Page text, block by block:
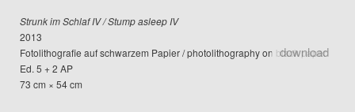
Strunk im Schlaf IV / Stump asleep IV
2013
Fotolithografie auf schwarzem Papier / photolithography on black paper
Ed. 5 + 2 AP
73 cm × 54 cm
download